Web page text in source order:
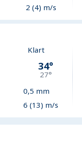
2 (4) m/s
Klart
34°
27°
0,5 mm
6 (13) m/s